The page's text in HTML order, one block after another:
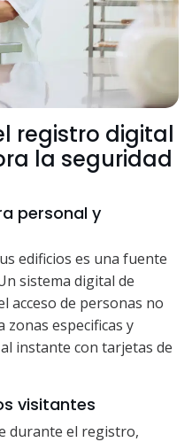
registro digital
la seguridad
personal y
edificios es una fuente
sistema digital de
acceso de personas no
zonas especificas y
instante con tarjetas de
visitantes
durante el registro,